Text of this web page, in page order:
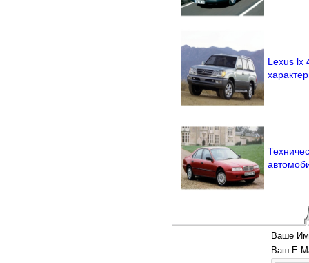
Lexus lx
Ваше
Ваш E-